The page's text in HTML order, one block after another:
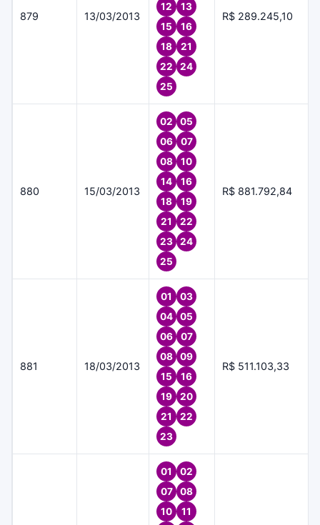
879 13/03/2013
12
13
15
16
18
21
22
24
25
R$ 289.245,10
880 15/03/2013
02
05
06
07
08
10
14
16
18
19
21
22
23
24
25
R$ 881.792,84
881 18/03/2013
01
03
04
05
06
07
08
09
15
16
19
20
21
22
23
R$ 511.103,33
01
02
07
08
10
11